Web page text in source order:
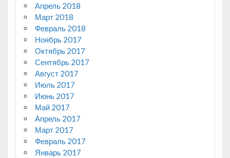
Апрель 2018
Март 2018
Февраль 2018
Ноябрь 2017
Октябрь 2017
Сентябрь 2017
Август 2017
Июль 2017
Июнь 2017
Май 2017
Апрель 2017
Март 2017
Февраль 2017
Январь 2017